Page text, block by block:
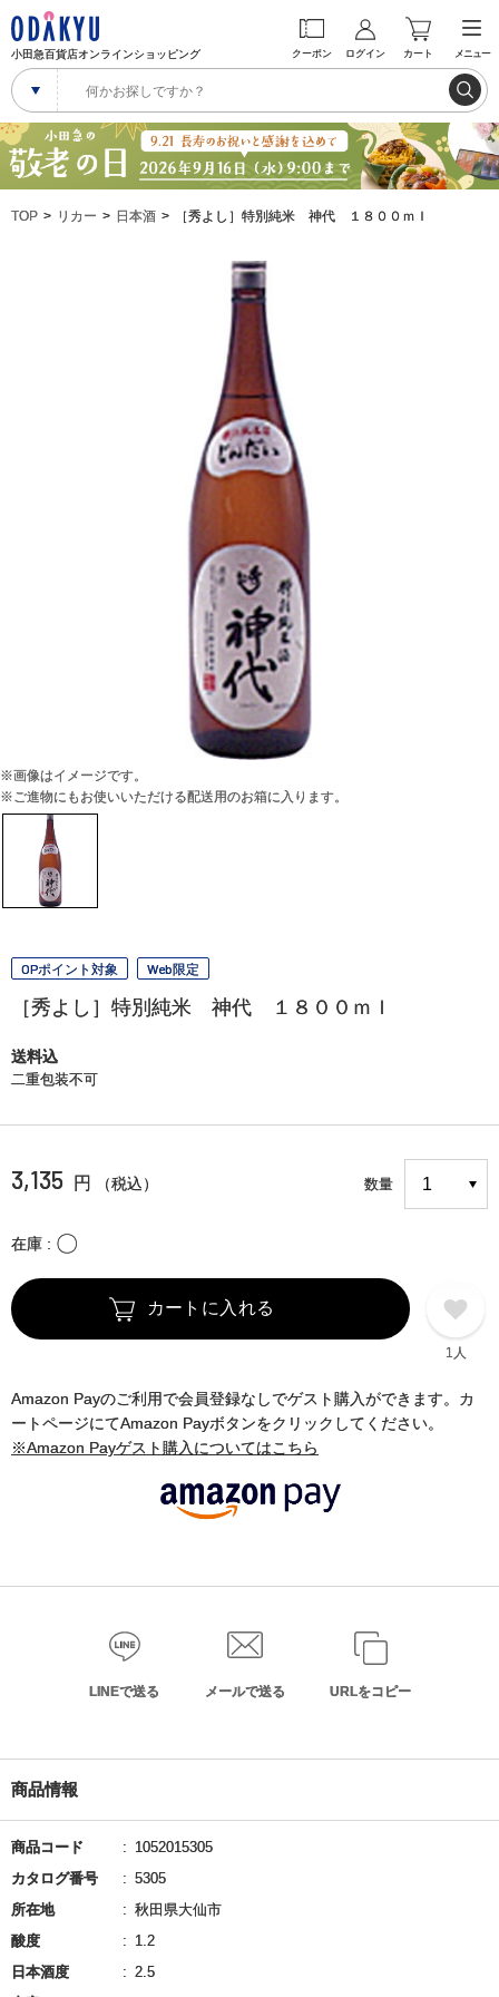
小田急百貨店オンラインショッピング クーポン ログイン カート メニュー
TOP リカー 日本酒 ［秀よし］特別純米 神代 １８００ｍｌ
※画像はイメージです。
※ご進物にもお使いいただける配送用のお箱に入ります。
OPポイント対象 Web限定
［秀よし］特別純米 神代 １８００ｍｌ
送料込
二重包装不可
3,135 円 （税込） 数量
在庫 〇
カートに入れる
1人
Amazon Payのご利用で会員登録なしでゲスト購入ができます。カ
ートページにてAmazon Payボタンをクリックしてください。
※Amazon Payゲスト購入についてはこちら
LINEで送る メールで送る URLをコピー
商品情報
商品コード
1052015305
カタログ番号
5305
所在地
秋田県大仙市
酸度
1.2
日本酒度
2.5